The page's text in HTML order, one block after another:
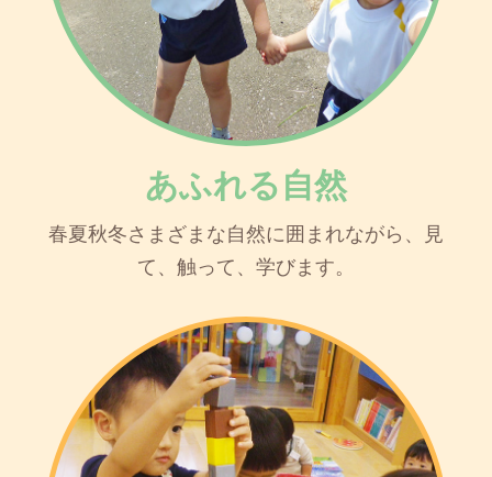
あふれる自然
春夏秋冬さまざまな自然に囲まれながら、見
て、触って、学びます。